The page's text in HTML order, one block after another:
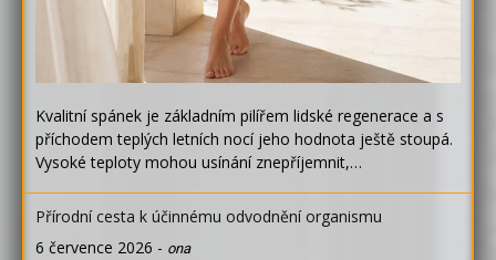
Kvalitní spánek je základním pilířem lidské regenerace a s
příchodem teplých letních nocí jeho hodnota ještě stoupá.
Vysoké teploty mohou usínání znepříjemnit,…
Přírodní cesta k účinnému odvodnění organismu
6 července 2026 - ona